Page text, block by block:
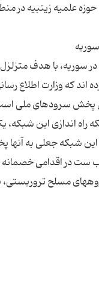
علمیه زینبیه در
سوریه، با هدف
اند که وزارت
راه اندازی این
در اقدامی خصمانه